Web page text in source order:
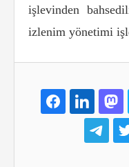
işlevinden
izlenim yönetimi